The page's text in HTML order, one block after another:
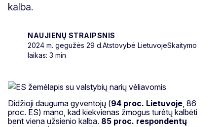
kalba.
NAUJIENŲ STRAIPSNIS
2024 m. gegužės 29 d.Atstovybė LietuvojeSkaitymo
laikas: 3 min
Didžioji dauguma gyventojų (94 proc. Lietuvoje , 86
proc. ES) mano, kad kiekvienas žmogus turėtų kalbėti
bent viena užsienio kalba. 85 proc. respondentų